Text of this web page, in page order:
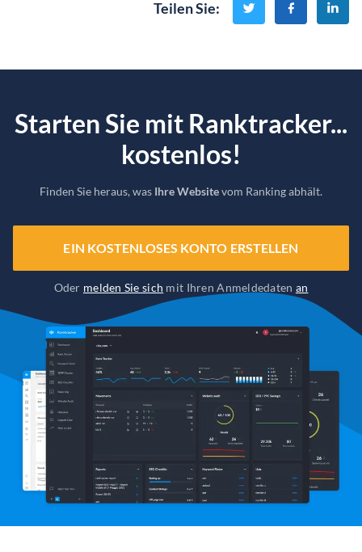
Teilen Sie:
Starten Sie mit Ranktracker...
kostenlos!
Finden Sie heraus, was Ihre Websitevom Ranking abhält.
EIN KOSTENLOSES KONTO ERSTELLEN
Oder melden Sie sich mit Ihren Anmeldedaten an